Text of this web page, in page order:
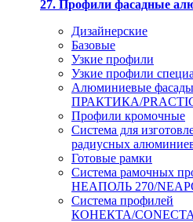
27. Профили фасадные
Дизайнерские
Базовые
Узкие профили
Узкие профили
Алюминиевые фасады
ПРАКТИКА/
Профили кромочные
Система для
радиусных
Готовые рамки
Система рамочных
НЕАПОЛЬ 270/
Система профилей
КОНЕКТА/CONECTA